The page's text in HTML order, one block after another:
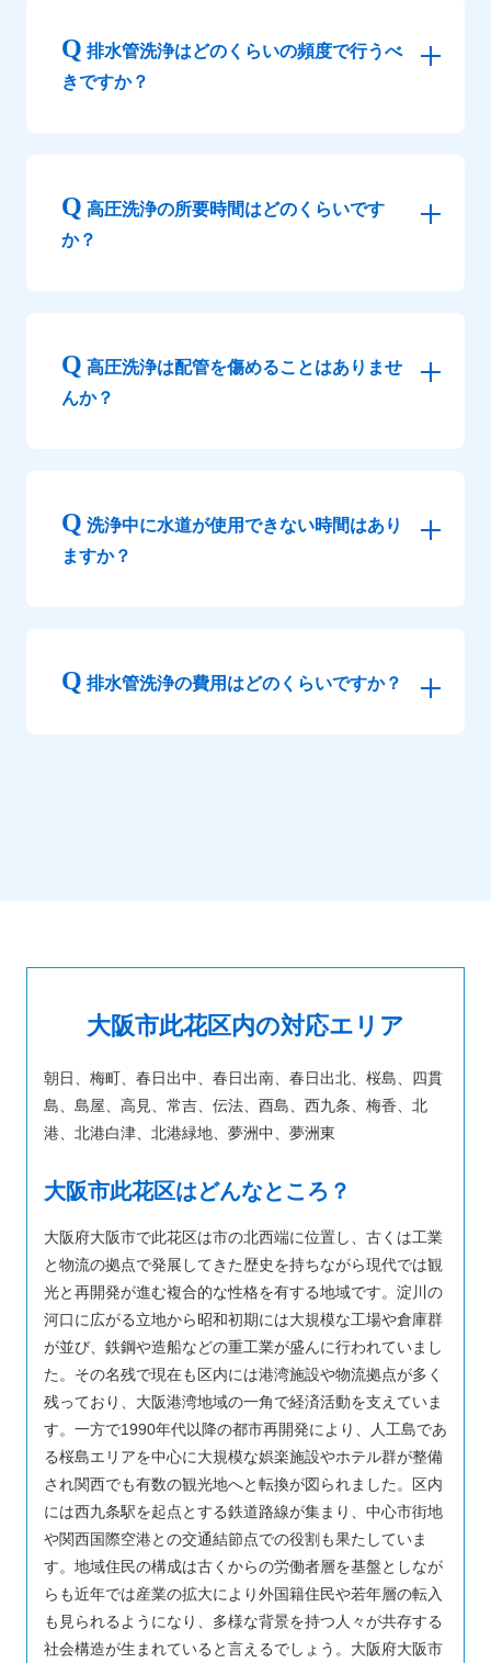
排水管洗浄はどのくらいの頻度で行うべ
きですか？
高圧洗浄の所要時間はどのくらいです
か？
高圧洗浄は配管を傷めることはありませ
んか？
洗浄中に水道が使用できない時間はあり
ますか？
排水管洗浄の費用はどのくらいですか？
大阪市此花区内の対応エリア
朝日、梅町、春日出中、春日出南、春日出北、桜島、四貫
島、島屋、高見、常吉、伝法、酉島、西九条、梅香、北
港、北港白津、北港緑地、夢洲中、夢洲東
大阪市此花区はどんなところ？
大阪府大阪市で此花区は市の北西端に位置し、古くは工業
と物流の拠点で発展してきた歴史を持ちながら現代では観
光と再開発が進む複合的な性格を有する地域です。淀川の
河口に広がる立地から昭和初期には大規模な工場や倉庫群
が並び、鉄鋼や造船などの重工業が盛んに行われていまし
た。その名残で現在も区内には港湾施設や物流拠点が多く
残っており、大阪港湾地域の一角で経済活動を支えていま
す。一方で1990年代以降の都市再開発により、人工島であ
る桜島エリアを中心に大規模な娯楽施設やホテル群が整備
され関西でも有数の観光地へと転換が図られました。区内
には西九条駅を起点とする鉄道路線が集まり、中心市街地
や関西国際空港との交通結節点での役割も果たしていま
す。地域住民の構成は古くからの労働者層を基盤としなが
らも近年では産業の拡大により外国籍住民や若年層の転入
も見られるようになり、多様な背景を持つ人々が共存する
社会構造が生まれていると言えるでしょう。大阪府大阪市